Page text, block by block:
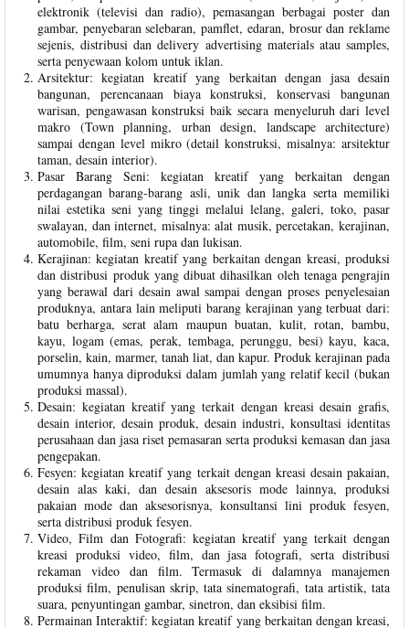
elektronik (televisi dan radio), pemasangan berbagai poster dan
gambar, penyebaran selebaran, pamflet, edaran, brosur dan reklame
sejenis, distribusi dan delivery advertising materials atau samples,
serta penyewaan kolom untuk iklan.
Arsitektur: kegiatan kreatif yang berkaitan dengan jasa desain
bangunan, perencanaan biaya konstruksi, konservasi bangunan
warisan, pengawasan konstruksi baik secara menyeluruh dari level
makro (Town planning, urban design, landscape architecture)
sampai dengan level mikro (detail konstruksi, misalnya: arsitektur
taman, desain interior).
Pasar Barang Seni: kegiatan kreatif yang berkaitan dengan
perdagangan barang-barang asli, unik dan langka serta memiliki
nilai estetika seni yang tinggi melalui lelang, galeri, toko, pasar
swalayan, dan internet, misalnya: alat musik, percetakan, kerajinan,
automobile, film, seni rupa dan lukisan.
Kerajinan: kegiatan kreatif yang berkaitan dengan kreasi, produksi
dan distribusi produk yang dibuat dihasilkan oleh tenaga pengrajin
yang berawal dari desain awal sampai dengan proses penyelesaian
produknya, antara lain meliputi barang kerajinan yang terbuat dari:
batu berharga, serat alam maupun buatan, kulit, rotan, bambu,
kayu, logam (emas, perak, tembaga, perunggu, besi) kayu, kaca,
porselin, kain, marmer, tanah liat, dan kapur. Produk kerajinan pada
umumnya hanya diproduksi dalam jumlah yang relatif kecil (bukan
produksi massal).
Desain: kegiatan kreatif yang terkait dengan kreasi desain grafis,
desain interior, desain produk, desain industri, konsultasi identitas
perusahaan dan jasa riset pemasaran serta produksi kemasan dan jasa
pengepakan.
Fesyen: kegiatan kreatif yang terkait dengan kreasi desain pakaian,
desain alas kaki, dan desain aksesoris mode lainnya, produksi
pakaian mode dan aksesorisnya, konsultansi lini produk fesyen,
serta distribusi produk fesyen.
Video, Film dan Fotografi: kegiatan kreatif yang terkait dengan
kreasi produksi video, film, dan jasa fotografi, serta distribusi
rekaman video dan film. Termasuk di dalamnya manajemen
produksi film, penulisan skrip, tata sinematografi, tata artistik, tata
suara, penyuntingan gambar, sinetron, dan eksibisi film.
Permainan Interaktif: kegiatan kreatif yang berkaitan dengan kreasi,